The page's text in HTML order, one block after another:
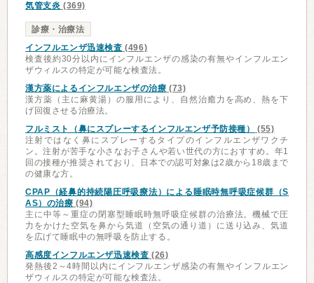
気管支炎 (369)
診療・治療法
インフルエンザ迅速検査 (496)
検査後約30分以内にインフルエンザの感染の有無やインフルエン
ザウィルスの特定が可能な検査法。
漢方薬によるインフルエンザの治療 (73)
漢方薬（主に麻黄湯）の服用により、自然治癒力を高め、熱を下
げ回復させる治療法。
フルミスト（鼻にスプレーするインフルエンザ予防接種）
(55)
注射ではなく鼻にスプレーするタイプのインフルエンザワクチ
ン。注射が苦手な小さなお子さんや若い世代の方におすすめ。年1
回の接種が推奨されており、日本での認可対象は2歳から18歳まで
の健康な方。
CPAP（経鼻的持続陽圧呼吸療法）による睡眠時無呼吸症候群（S
AS）の治療 (94)
主に中等～重症の閉塞型睡眠時無呼吸症候群の治療法。機械で圧
力をかけた空気を鼻から気道（空気の通り道）に送り込み、気道
を広げて睡眠中の無呼吸を防止する。
高感度インフルエンザ迅速検査 (26)
発熱後2～4時間以内にインフルエンザ感染の有無やインフルエン
ザウィルスの特定が可能な検査法。